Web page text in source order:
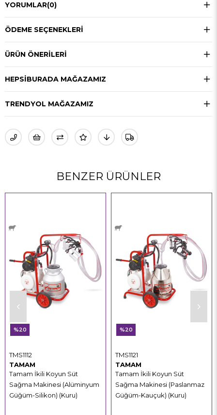
YORUMLAR(0)
ÖDEME SEÇENEKLERI
ÜRÜN ÖNERILERI
HEPSIBURADA MAĞAZAMIZ
TRENDYOL MAĞAZAMIZ
BENZER ÜRÜNLER
TAMAM
Tamam İkili Koyun Süt
Sağma Makinesi (Alüminyum
Güğüm-Silikon) (Kuru)
TMS1112
%20
TAMAM
Tamam İkili Koyun Süt
Sağma Makinesi (Paslanmaz
Güğüm-Kauçuk) (Kuru)
TMS1121
%20